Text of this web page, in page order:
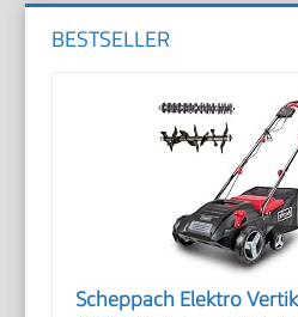
BESTSELLER
Scheppach Elektro